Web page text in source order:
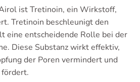
ist Tretinoin, ein Wirkstoff,
Tretinoin beschleunigt den
eine entscheidende Rolle bei der
Diese Substanz wirkt effektiv,
der Poren vermindert und